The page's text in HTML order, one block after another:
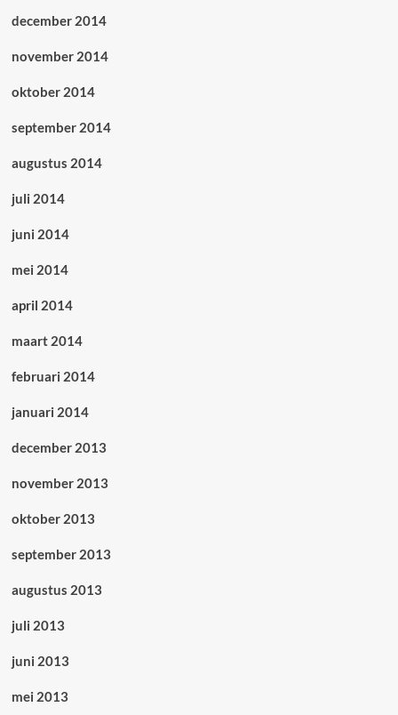
december 2014
november 2014
oktober 2014
september 2014
augustus 2014
juli 2014
juni 2014
mei 2014
april 2014
maart 2014
februari 2014
januari 2014
december 2013
november 2013
oktober 2013
september 2013
augustus 2013
juli 2013
juni 2013
mei 2013